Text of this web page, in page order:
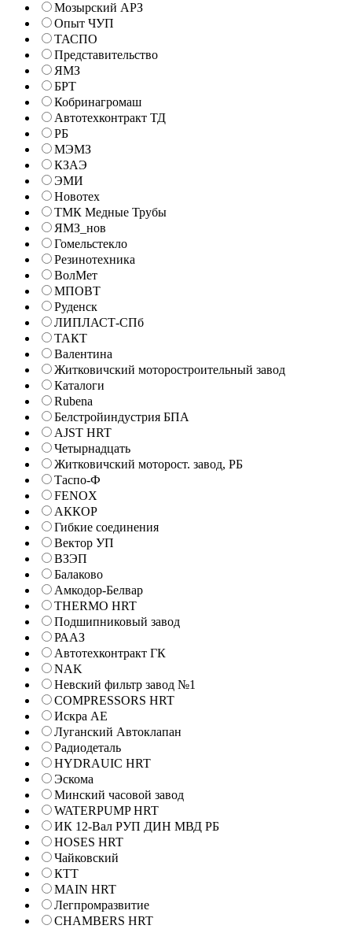
Мозырский АРЗ
Опыт ЧУП
ТАСПО
Представительство
ЯМЗ
БРТ
Кобринагромаш
Автотехконтракт ТД
РБ
МЭМЗ
КЗАЭ
ЭМИ
Новотех
ТМК Медные Трубы
ЯМЗ_нов
Гомельстекло
Резинотехника
ВолМет
МПОВТ
Руденск
ЛИПЛАСТ-СПб
ТАКТ
Валентина
Житковичский моторостроительный завод
Каталоги
Rubena
Белстройиндустрия БПА
AJST HRT
Четырнадцать
Житковичский моторост. завод, РБ
Таспо-Ф
FENOX
АККОР
Гибкие соединения
Вектор УП
ВЗЭП
Балаково
Амкодор-Белвар
THERMO HRT
Подшипниковый завод
РААЗ
Автотехконтракт ГК
NAK
Невский фильтр завод №1
COMPRESSORS HRT
Искра АЕ
Луганский Автоклапан
Радиодеталь
HYDRAUIC HRT
Эскома
Минский часовой завод
WATERPUMP HRT
ИК 12-Вал РУП ДИН МВД РБ
HOSES HRT
Чайковский
КТТ
MAIN HRT
Легпромразвитие
CHAMBERS HRT